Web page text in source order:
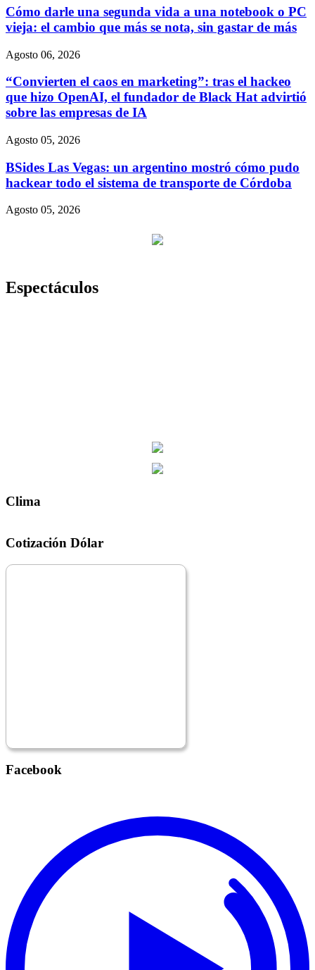
Cómo darle una segunda vida a una notebook o PC
vieja: el cambio que más se nota, sin gastar de más
Agosto 06, 2026
“Convierten el caos en marketing”: tras el hackeo
que hizo OpenAI, el fundador de Black Hat advirtió
sobre las empresas de IA
Agosto 05, 2026
BSides Las Vegas: un argentino mostró cómo pudo
hackear todo el sistema de transporte de Córdoba
Agosto 05, 2026
Espectáculos
Clima
Cotización Dólar
Facebook